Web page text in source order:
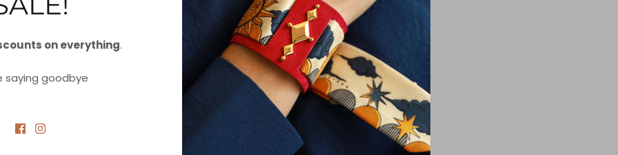
Windspiele - 7SEAS
Ein einzigartiges Klangerlebnis
sind bekannt für ihren tiefen, satten Klang, voller Resonanztöne und lang
on everything.
saying goodbye